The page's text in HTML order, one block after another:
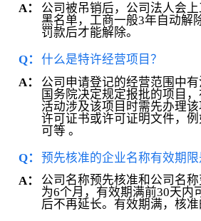
A：
公司被吊销后，公司法人会
黑名单，工商一般3年自动解
罚款后才能解除。
Q： 什么是特许经营项目？
A：
公司申请登记的经营范围中
国务院决定规定报批的项目
活动涉及该项目时需先办理该
许可证书或许可证明文件，
可等 。
Q： 预先核准的企业名称有效期限
A：
公司名称预先核准和公司名
为6个月，有效期满前30天内
后不再延长。有效期满，核准